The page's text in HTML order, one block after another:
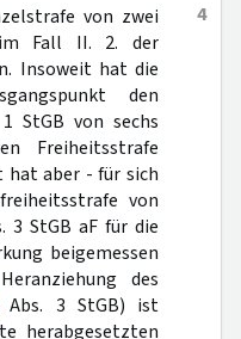
4
von zwei
Fall II. 2. der
Insoweit hat die
den
StGB von sechs
Freiheitsstrafe
hat aber - für sich
von
3 StGB aF für die
beigemessen
des
Abs. 3 StGB) ist
herabgesetzten